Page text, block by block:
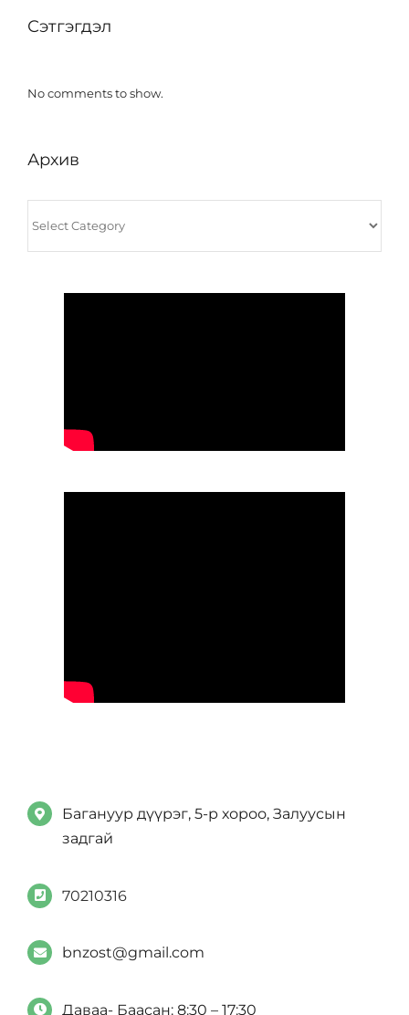
Сэтгэгдэл
No comments to show.
Архив
Багануур дүүрэг, 5-р хороо, Залуусын
задгай
70210316
bnzost@gmail.com
Даваа- Баасан: 8:30 – 17:30